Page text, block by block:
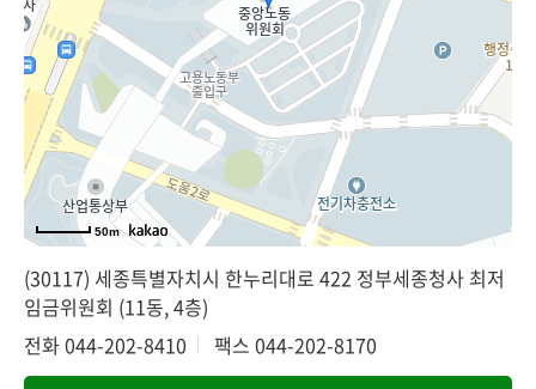
50m
(30117) 세종특별자치시 한누리대로 422 정부세종청사 최저
임금위원회 (11동, 4층)
전화044-202-8410 팩스 044-202-8170